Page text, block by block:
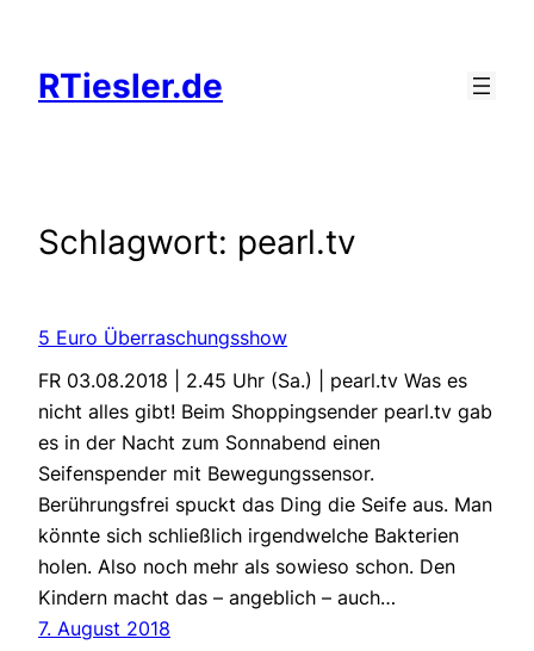
springen
RTiesler.de
Schlagwort: pearl.tv
5 Euro Überraschungsshow
FR 03.08.2018 | 2.45 Uhr (Sa.) | pearl.tv Was es
nicht alles gibt! Beim Shoppingsender pearl.tv gab
es in der Nacht zum Sonnabend einen
Seifenspender mit Bewegungssensor.
Berührungsfrei spuckt das Ding die Seife aus. Man
könnte sich schließlich irgendwelche Bakterien
holen. Also noch mehr als sowieso schon. Den
Kindern macht das – angeblich – auch…
7. August 2018